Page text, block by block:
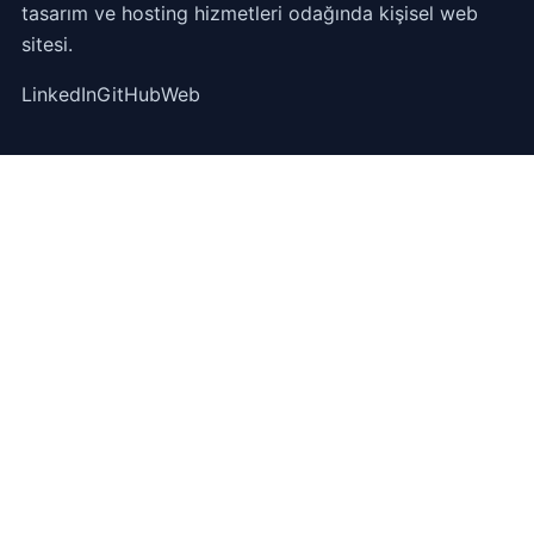
tasarım ve hosting hizmetleri odağında kişisel web
sitesi.
LinkedInGitHubWeb